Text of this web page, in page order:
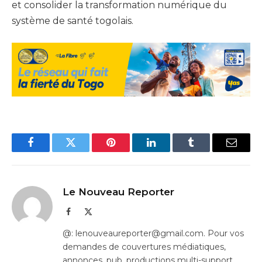
et consolider la transformation numérique du
système de santé togolais.
FacebookTwitter Pinterest LinkedInTumblr Email
Le Nouveau Reporter
Facebook
@: lenouveaureporter@gmail.com. Pour vos
demandes de couvertures médiatiques,